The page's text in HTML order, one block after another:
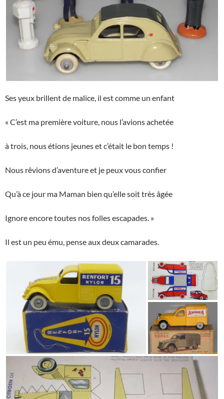
Ses yeux brillent de malice, il est comme un enfant
« C’est ma première voiture, nous l’avions achetée
à trois, nous étions jeunes et c’était le bon temps !
Nous rêvions d’aventure et je peux vous confier
Qu’à ce jour ma Maman bien qu’elle soit très âgée
Ignore encore toutes nos folles escapades. »
Il est un peu ému, pense aux deux camarades.